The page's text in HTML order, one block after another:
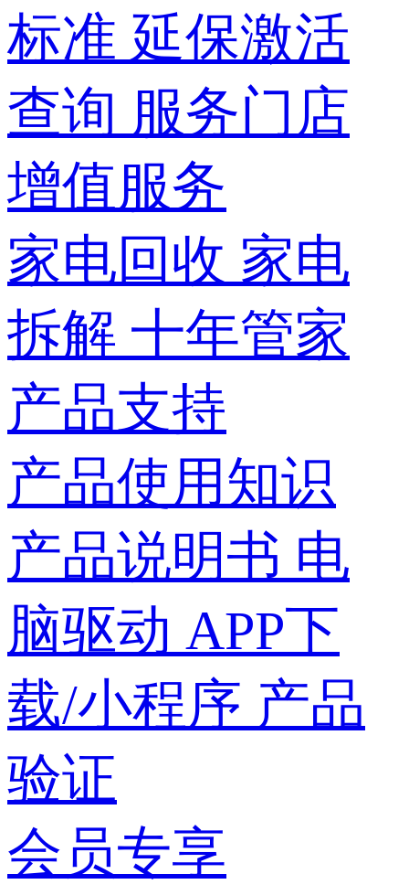
标准 延保激活
查询 服务门店
增值服务
家电回收 家电
拆解 十年管家
产品支持
产品使用知识
产品说明书 电
脑驱动 APP下
载/小程序 产品
验证
会员专享